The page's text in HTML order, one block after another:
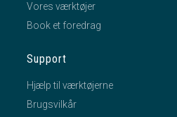
Vores værktøjer
Book et foredrag
Support
Hjælp til værktøjerne
Brugsvilkår